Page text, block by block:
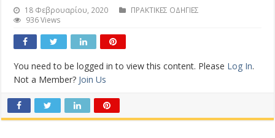
18 Φεβρουαρίου, 2020
ΠΡΑΚΤΙΚΕΣ ΟΔΗΓΙΕΣ
936 Views
You need to be logged in to view this content. Please Log In.
Not a Member? Join Us